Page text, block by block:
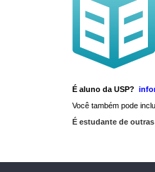
É aluno da USP?
Você também pode
É estudante de